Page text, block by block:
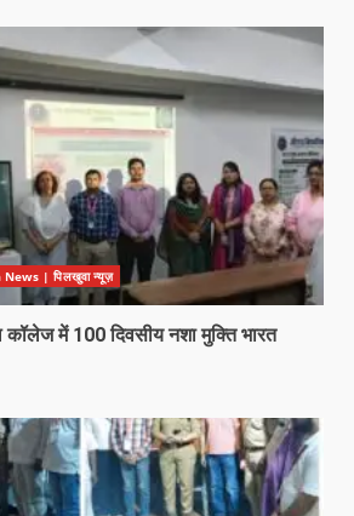
| पिलखुवा न्यूज़
में 100 दिवसीय नशा मुक्ति भारत